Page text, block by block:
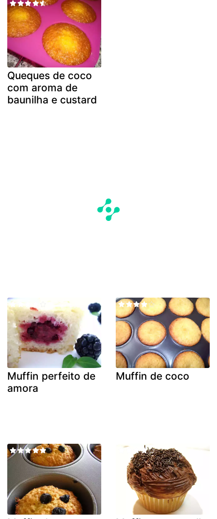
Queques de coco
com aroma de
baunilha e custard
Muffin perfeito de
amora
Muffin de coco